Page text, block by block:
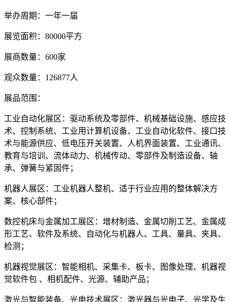
举办周期：一年一届
展览面积：80000平方
展商数量：600家
观众数量：126877人
展品范围：
工业自动化展区：驱动系统及零部件、机械基础设施、感应技
术、控制系统、工业用计算机设备、工业自动化软件、接口技
术与能源供应、低电压开关装置、人机界面装置、工业通讯、
教育与培训、流体动力、机械传动、零部件及制造设备、轴
承、弹簧与紧固件；
机器人展区：工业机器人整机、适于行业应用的整体解决方
案、核心部件；
数控机床与金属加工展区：增材制造、金属切削工艺、金属成
形工艺、软件及系统、自动化与机器人、工具、量具、夹具、
检测；
机器视觉展区：智能相机、采集卡、板卡、图像处理、机器视
觉软件包 、相机配件、光源、辅助产品；
激光与智能装备、光电技术展区：激光器与光电子、光学及生